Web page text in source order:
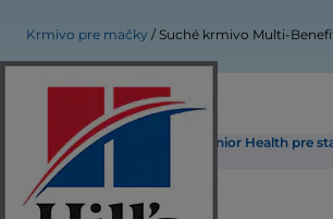
Krmivo pre mačky Suché krmivo Multi-Benefit + Senior
Suché krmivo Multi-Benefit + Senior Health pre